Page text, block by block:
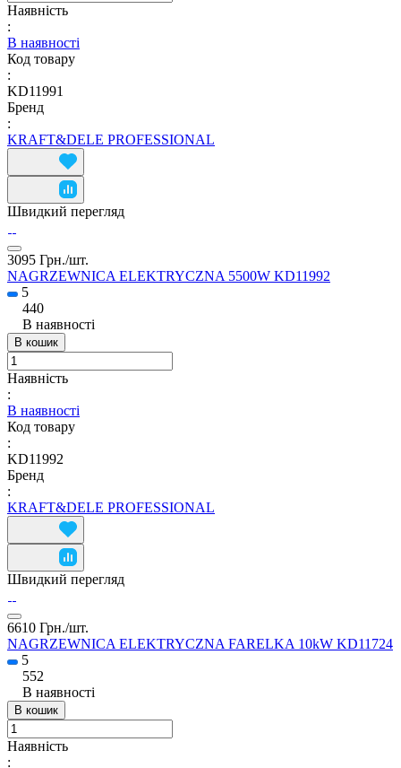
Наявність
:
В наявності
Код товару
:
KD11991
Бренд
:
KRAFT&DELE PROFESSIONAL
Швидкий перегляд
3095 Грн./шт.
NAGRZEWNICA ELEKTRYCZNA 5500W KD11992
5
440
В наявності
В кошик
Наявність
:
В наявності
Код товару
:
KD11992
Бренд
:
KRAFT&DELE PROFESSIONAL
Швидкий перегляд
6610 Грн./шт.
NAGRZEWNICA ELEKTRYCZNA FARELKA 10kW KD11724
5
552
В наявності
В кошик
Наявність
: